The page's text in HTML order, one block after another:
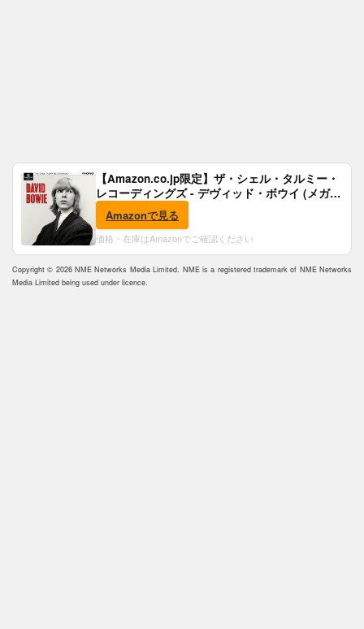
【Amazon.co.jp限定】ザ・シェル・タルミー・
レコーディングズ - デヴィッド・ボウイ (メガジ
ャケ付)
Amazonで見る
価格・在庫はAmazonでご確認ください
Copyright © 2026 NME Networks Media Limited. NME is a registered trademark of NME Networks
Media Limited being used under licence.